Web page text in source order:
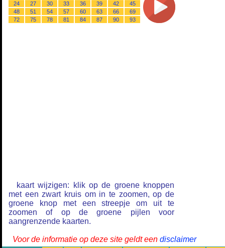
24
27 30 33 36 39 42
45
48
51 54 57 60 63 66
69
72
75 78 81 84 87 90 93
kaart wijzigen: klik op de groene knoppen
met een zwart kruis om in te zoomen, op de
groene knop met een streepje om uit te
zoomen of op de groene pijlen voor
aangrenzende kaarten.
Voor de informatie op deze site geldt een disclaimer